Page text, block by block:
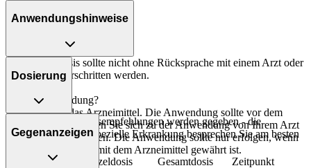
Anwendungshinweise
Die Gesamtdosis sollte nicht ohne Rücksprache mit einem Arzt oder
Apotheker überschritten werden.
Art der Anwendung?
Inhalieren Sie das Arzneimittel. Die Anwendung sollte vor dem
Essen erfolgen. Lassen Sie sich zu der Anwendung von Ihrem Arzt
oder Apotheker beraten. Die Anwendung sollte nur erfolgen, wenn
der sichere Umgang mit dem Arzneimittel gewährt ist.
Dosierung
Folgende Dosierungsempfehlungen werden gegeben - die
Dosierung für Ihre spezielle Erkrankung besprechen Sie am besten
Personenkreis
Einzeldosis Gesamtdosis
Zeitpunkt
Gegenanzeigen